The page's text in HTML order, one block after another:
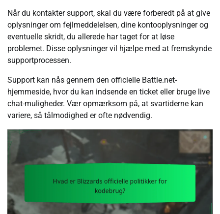
Når du kontakter support, skal du være forberedt på at give
oplysninger om fejlmeddelelsen, dine kontooplysninger og
eventuelle skridt, du allerede har taget for at løse
problemet. Disse oplysninger vil hjælpe med at fremskynde
supportprocessen.
Support kan nås gennem den officielle Battle.net-
hjemmeside, hvor du kan indsende en ticket eller bruge live
chat-muligheder. Vær opmærksom på, at svartiderne kan
variere, så tålmodighed er ofte nødvendig.